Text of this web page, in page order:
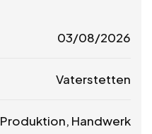
03/08/2026
Vaterstetten
Produktion, Handwerk